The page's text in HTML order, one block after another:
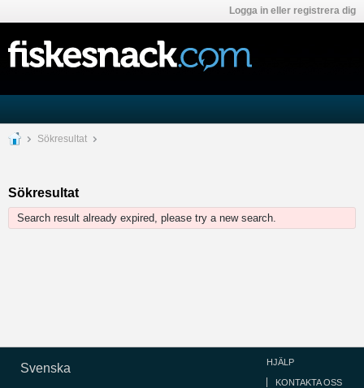
Logga in eller registrera dig
Sökresultat
Sökresultat
Search result already expired, please try a new search.
Svenska HJÄLP
KONTAKTA OSS